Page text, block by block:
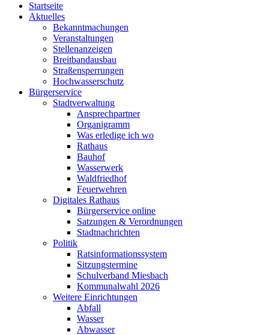
Startseite
Aktuelles
Bekanntmachungen
Veranstaltungen
Stellenanzeigen
Breitbandausbau
Straßensperrungen
Hochwasserschutz
Bürgerservice
Stadtverwaltung
Ansprechpartner
Organigramm
Was erledige ich wo
Rathaus
Bauhof
Wasserwerk
Waldfriedhof
Feuerwehren
Digitales Rathaus
Bürgerservice online
Satzungen & Verordnungen
Stadtnachrichten
Politik
Ratsinformationssystem
Sitzungstermine
Schulverband Miesbach
Kommunalwahl 2026
Weitere Einrichtungen
Abfall
Wasser
Abwasser